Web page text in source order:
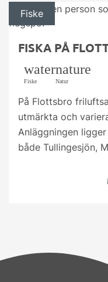
Fiske
FISKA PÅ
water
Fiske
nature
Natur
På Flottsbro
utmärkta och
Anläggningen
både Tullingesjön,